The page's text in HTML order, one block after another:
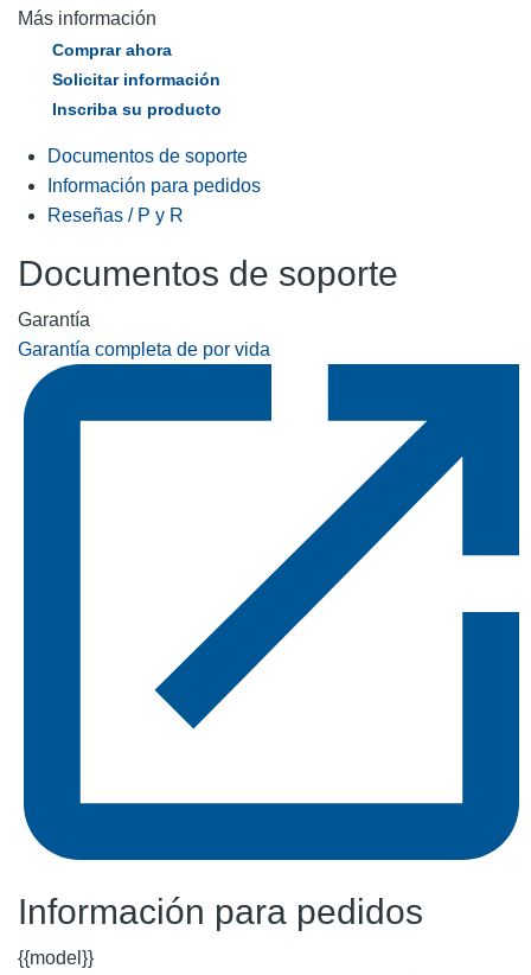
Más información
Comprar ahora
Solicitar información
Inscriba su producto
Documentos de soporte
Información para pedidos
Reseñas / P y R
Documentos de soporte
Garantía
Garantía completa de por vida
Información para pedidos
{{model}}